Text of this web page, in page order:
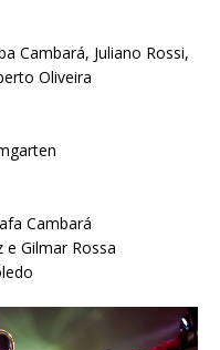
Cambará, Juliano Rossi,
Oliveira
Cambará
Gilmar Rossa